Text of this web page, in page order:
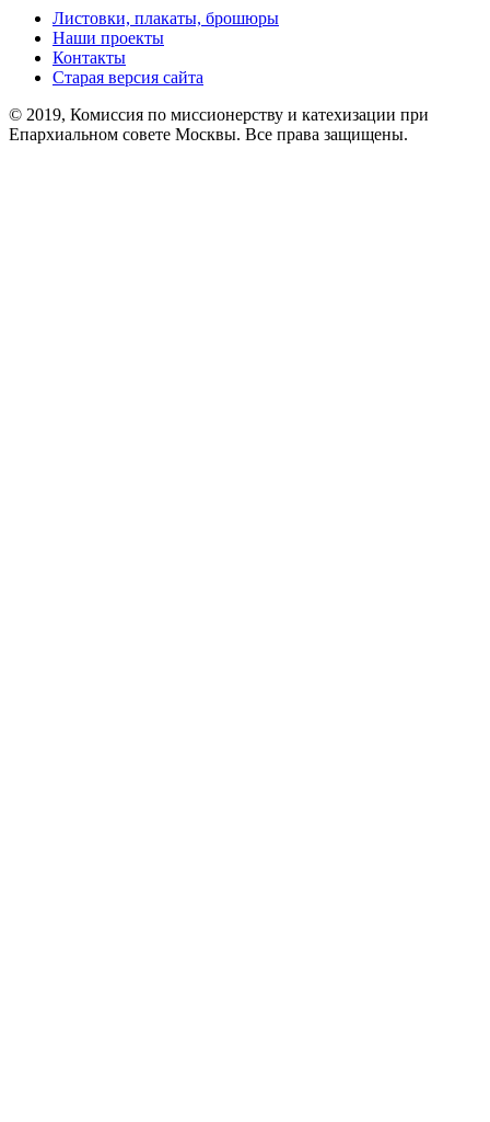
Листовки, плакаты, брошюры
Наши проекты
Контакты
Старая версия сайта
© 2019, Комиссия по миссионерству и катехизации при
Епархиальном совете Москвы. Все права защищены.